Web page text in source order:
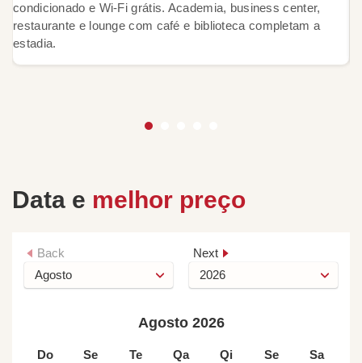
condicionado e Wi-Fi grátis. Academia, business center,
restaurante e lounge com café e biblioteca completam a
estadia.
Data e melhor preço
Back Next
Agosto 2026
Do Se Te Qa Qi Se Sa